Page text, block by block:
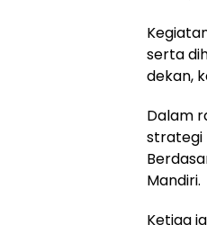
serta
dekan,
Dalam
strategi
Mandiri.
Ketiga